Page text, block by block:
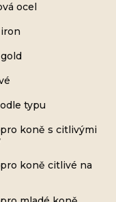
ocel
typu
koně s citlivými
koně citlivé na